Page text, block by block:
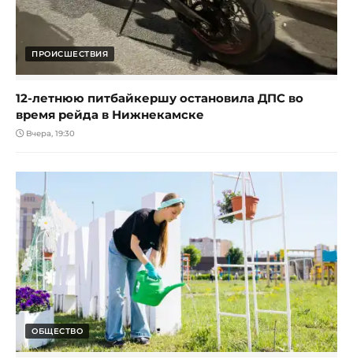
ПРОИСШЕСТВИЯ
12-летнюю питбайкершу остановила ДПС во
время рейда в Нижнекамске
Вчера, 19:30
ОБЩЕСТВО